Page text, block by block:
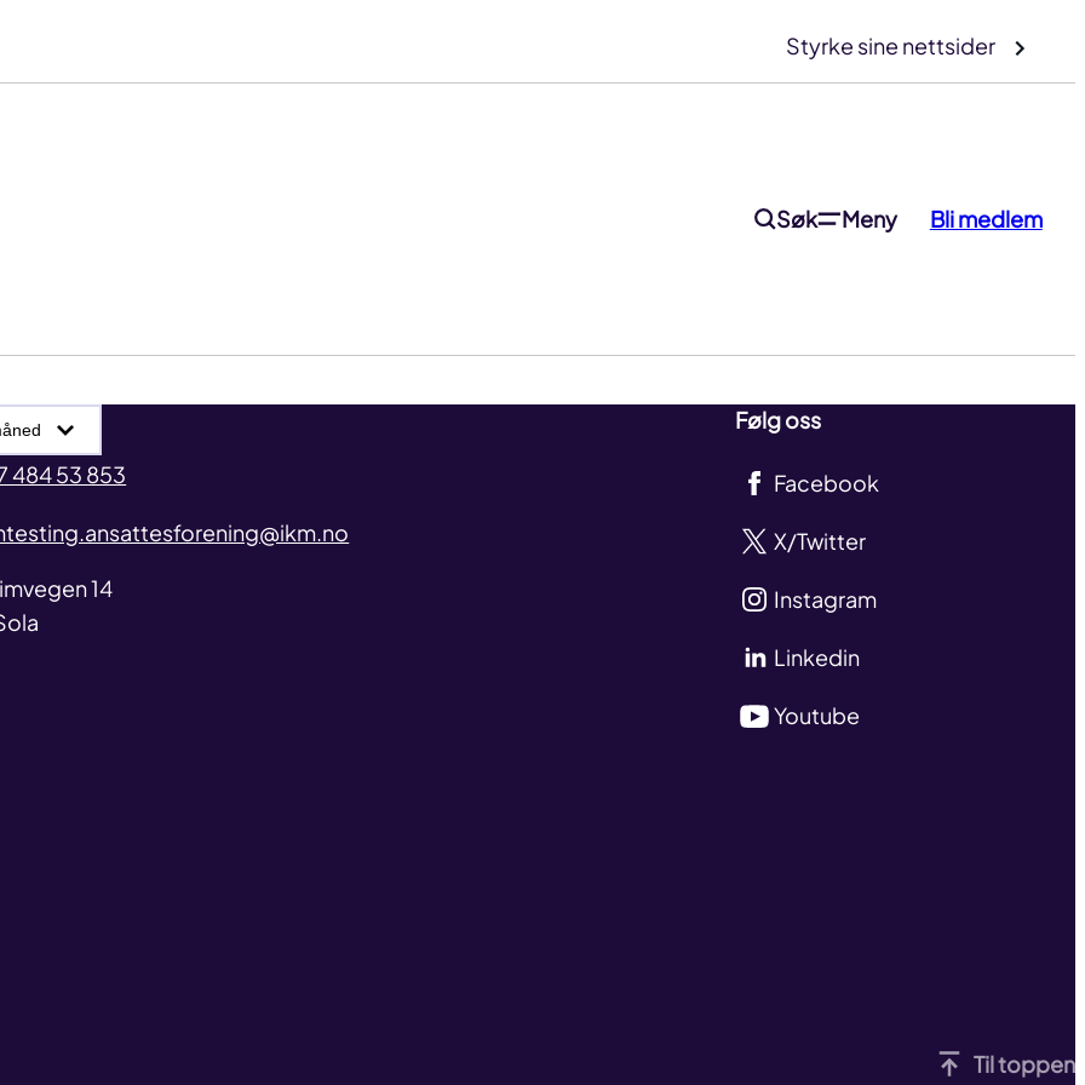
Styrke sine nettsider
Søk Meny Bli medlem
Til toppen
484 53 853
14
Følg oss
Facebook
X/Twitter
Instagram
Linkedin
Youtube